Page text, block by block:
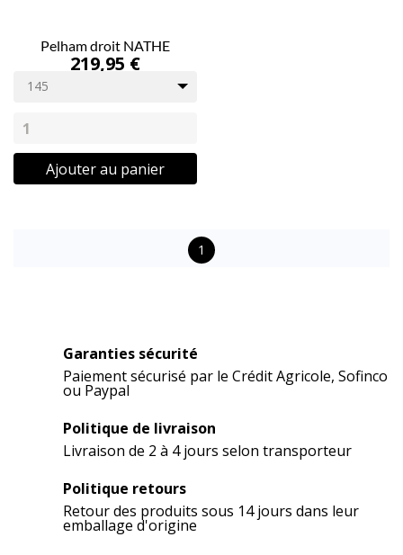
Pelham droit NATHE
219,95 €
145
Ajouter au panier
1
Garanties sécurité
Paiement sécurisé par le Crédit Agricole, Sofinco
ou Paypal
Politique de livraison
Livraison de 2 à 4 jours selon transporteur
Politique retours
Retour des produits sous 14 jours dans leur
emballage d'origine